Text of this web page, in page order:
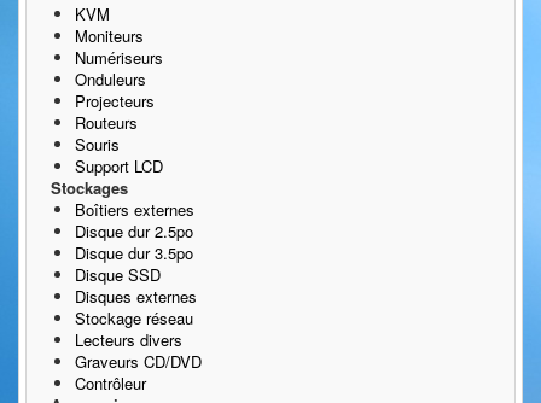
KVM
Moniteurs
Numériseurs
Onduleurs
Projecteurs
Routeurs
Souris
Support LCD
Stockages
Boîtiers externes
Disque dur 2.5po
Disque dur 3.5po
Disque SSD
Disques externes
Stockage réseau
Lecteurs divers
Graveurs CD/DVD
Contrôleur